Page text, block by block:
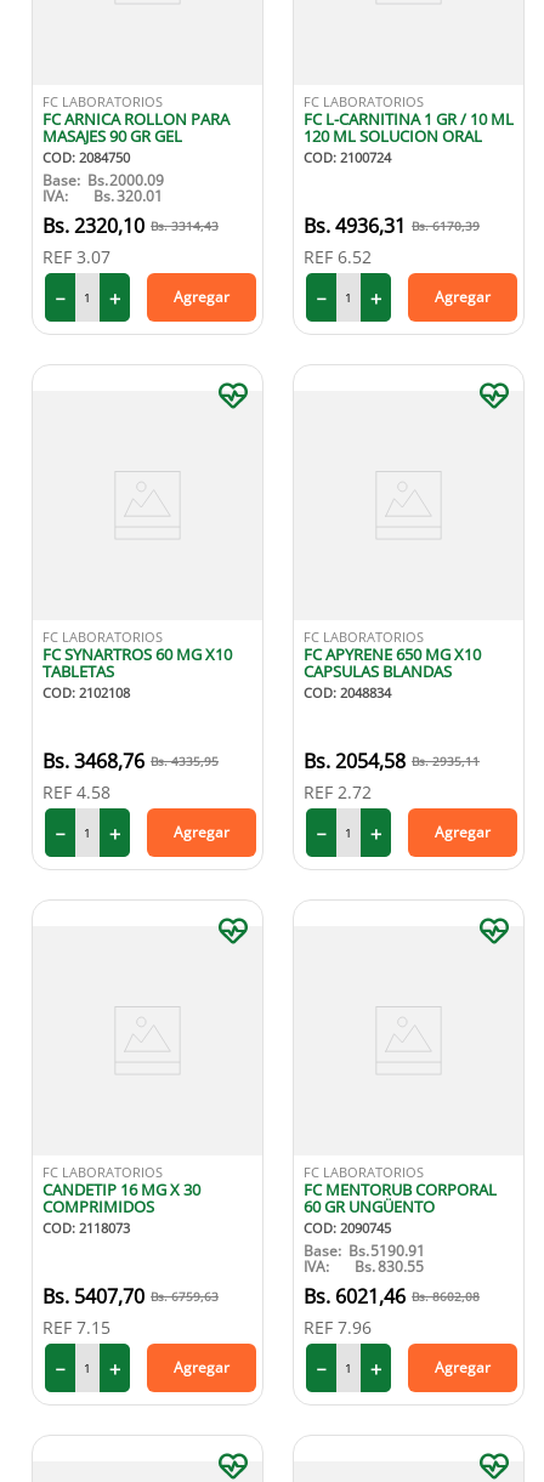
FC LABORATORIOS
FC ARNICA ROLLON PARA
MASAJES 90 GR GEL
COD: 2084750
Base: Bs.2000.09
IVA: Bs.320.01
2320,10 3314,43
REF 3.07
＋
－ Agregar
FC LABORATORIOS
FC L-CARNITINA 1 GR / 10 ML
120 ML SOLUCION ORAL
COD: 2100724
4936,31 6170,39
REF 6.52
＋
－ Agregar
FC LABORATORIOS
FC SYNARTROS 60 MG X10
TABLETAS
COD: 2102108
3468,76 4335,95
REF 4.58
＋
－ Agregar
FC LABORATORIOS
FC APYRENE 650 MG X10
CAPSULAS BLANDAS
COD: 2048834
2054,58 2935,11
REF 2.72
＋
－ Agregar
FC LABORATORIOS
CANDETIP 16 MG X 30
COMPRIMIDOS
COD: 2118073
5407,70 6759,63
REF 7.15
＋
－ Agregar
FC LABORATORIOS
FC MENTORUB CORPORAL
60 GR UNGÜENTO
COD: 2090745
Base: Bs.5190.91
IVA: Bs.830.55
6021,46 8602,08
REF 7.96
＋
－ Agregar